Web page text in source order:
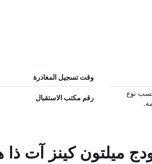
وقت تسجيل المغادرة
نوع
رقم مكتب الاستقبال
ميلتون كينز آت